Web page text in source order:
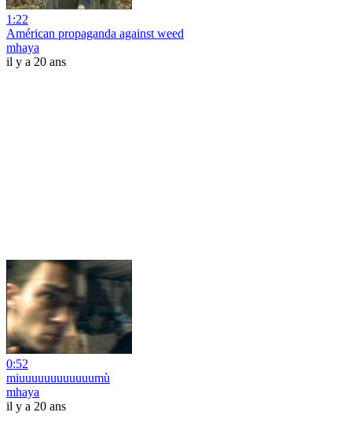
1:22
Américan propaganda against weed
mhaya
il y a 20 ans
0:52
miuuuuuuuuuuuumù
mhaya
il y a 20 ans